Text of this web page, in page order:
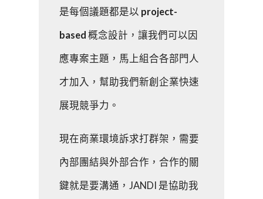
是每個議題都是以 project-
based 概念設計，讓我們可以因
應專案主題，馬上組合各部門人
才加入，幫助我們新創企業快速
展現競爭力。
現在商業環境訴求打群架，需要
內部團結與外部合作，合作的關
鍵就是要溝通，JANDI 是協助我